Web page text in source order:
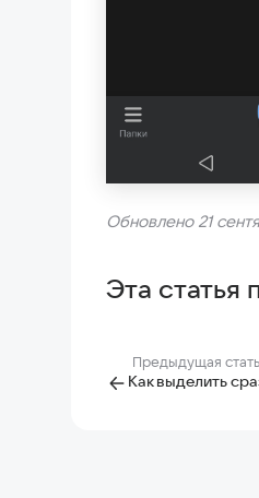
Обновлено 21
Эта статья
Предыдущая
Как выделить